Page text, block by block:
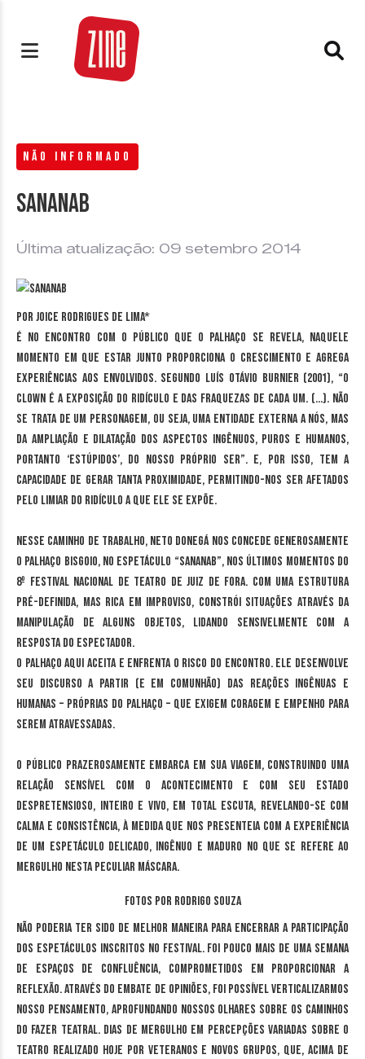
NÃO INFORMADO
Sananab
Última atualização: 09 setembro 2014
Por Joice Rodrigues de Lima*
É no encontro com o público que o palhaço se revela, naquele
momento em que estar junto proporciona o crescimento e agrega
experiências aos envolvidos. Segundo Luís Otávio Burnier (2001), “o
clown é a exposição do ridículo e das fraquezas de cada um. (…). Não
se trata de um personagem, ou seja, uma entidade externa a nós, mas
da ampliação e dilatação dos aspectos ingênuos, puros e humanos,
portanto ‘estúpidos’, do nosso próprio ser”. E, por isso, tem a
capacidade de gerar tanta proximidade, permitindo-nos ser afetados
pelo limiar do ridículo a que ele se expõe.
Nesse caminho de trabalho, Neto Donegá nos concede generosamente
o palhaço Bisgoio, no espetáculo “Sananab”, nos últimos momentos do
8º Festival Nacional de Teatro de Juiz de Fora. Com uma estrutura
pré-definida, mas rica em improviso, constrói situações através da
manipulação de alguns objetos, lidando sensivelmente com a
resposta do espectador.
O palhaço aqui aceita e enfrenta o risco do encontro. Ele desenvolve
seu discurso a partir (e em comunhão) das reações ingênuas e
humanas – próprias do palhaço – que exigem coragem e empenho para
serem atravessadas.
O público prazerosamente embarca em sua viagem, construindo uma
relação sensível com o acontecimento e com seu estado
despretensioso, inteiro e vivo, em total escuta, revelando-se com
calma e consistência, à medida que nos presenteia com a experiência
de um espetáculo delicado, ingênuo e maduro no que se refere ao
mergulho nesta peculiar máscara.
Fotos por Rodrigo Souza
Não poderia ter sido de melhor maneira para encerrar a participação
dos espetáculos inscritos no festival. Foi pouco mais de uma semana
de espaços de confluência, comprometidos em proporcionar a
reflexão. Através do embate de opiniões, foi possível verticalizarmos
nosso pensamento, aprofundando nossos olhares sobre os caminhos
do fazer teatral. Dias de mergulho em percepções variadas sobre o
teatro realizado hoje por veteranos e novos grupos, que, acima de